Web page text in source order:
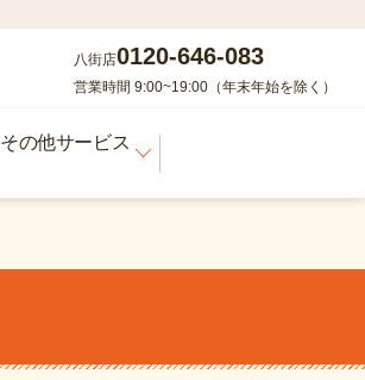
八街店0120-646-083
営業時間 9:00~19:00（年末年始を除く）
その他サービス